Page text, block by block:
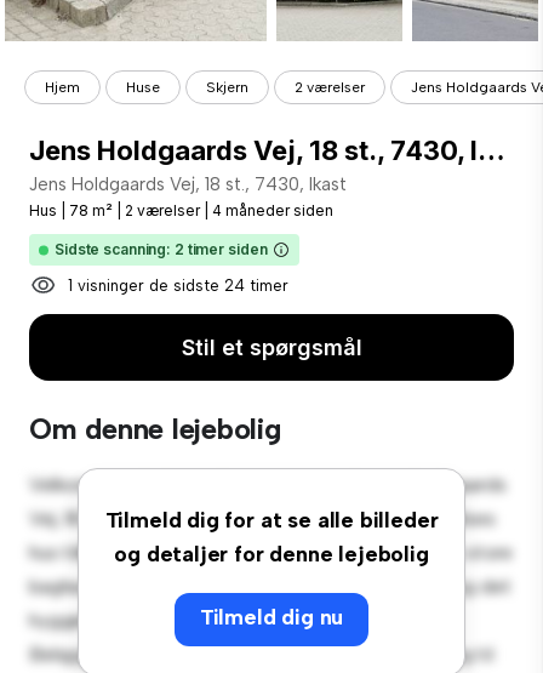
Hjem Huse Skjern 2 værelser Jens Holdgaards
Jens Holdgaards Vej, 18 st., 7430, Ikast
Jens Holdgaards Vej, 18 st., 7430, Ikast
Hus 78 m² 2 værelser 4 måneder siden
Sidste scanning: 2 timer siden
1 visninger de sidste 24 timer
Stil et spørgsmål
Om denne lejebolig
Tilmeld dig for at se alle billeder
og detaljer for denne lejebolig
Tilmeld dig nu
Velkommen til din nye forstadsoase på Jens Holdgaards
Vej, 18 st., 7430, Ikast! Dette charmerende 2-værelses
hus tilbyder et rummeligt og indbydende miljø. Den store
baghave er perfekt til udendørs sammenkomster, og det
hyggelige interiør giver et behageligt tilbagetog.
Beliggende i et familievenligt kvarter, har du adgang til